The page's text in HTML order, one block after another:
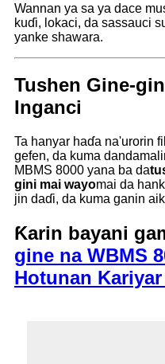
Wannan ya sa ya dace
kuɗi, lokaci, da sassauci
yanke shawara.
Tushen Gine-
Inganci
Ta hanyar haɗa na'urorin
gefen, da kuma
MBMS 8000 yana ba da
gini mai wayomai da
jin daɗi, da kuma ganin
Ƙarin bayani
gine na WBMS
Hotunan